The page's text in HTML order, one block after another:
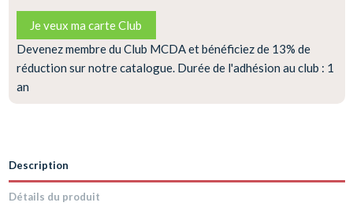
Je veux ma carte Club
Devenez membre du Club MCDA et bénéficiez de 13% de
réduction sur notre catalogue. Durée de l'adhésion au club : 1
an
Description
Détails du produit